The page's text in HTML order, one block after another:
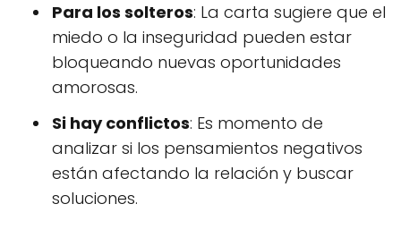
Para los solteros: La carta sugiere que el
miedo o la inseguridad pueden estar
bloqueando nuevas oportunidades
amorosas.
Si hay conflictos: Es momento de
analizar si los pensamientos negativos
están afectando la relación y buscar
soluciones.